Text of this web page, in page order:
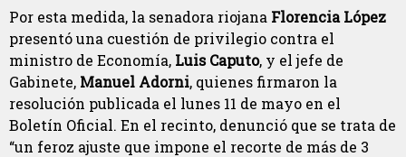
Por esta medida, la senadora riojana Florencia López
presentó una cuestión de privilegio contra el
ministro de Economía, Luis Caputo, y el jefe de
Gabinete, Manuel Adorni, quienes firmaron la
resolución publicada el lunes 11 de mayo en el
Boletín Oficial. En el recinto, denunció que se trata de
“un feroz ajuste que impone el recorte de más de 3